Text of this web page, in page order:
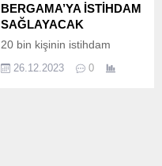
BERGAMA’YA İSTİHDAM
SAĞLAYACAK
20 bin kişinin istihdam
Anadolu Serbest Bölgesi,
26.12.2023 0